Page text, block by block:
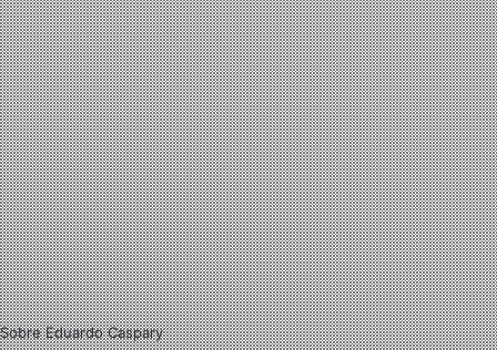
Sobre Eduardo Caspary